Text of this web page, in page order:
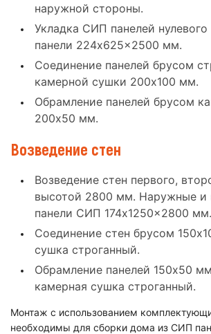
наружной стороны.
Укладка СИП панелей
панели 224x625x2500 мм.
Соединение панелей брусом
камерной сушки 200x100 мм.
Обрамление панелей брусом
200x50 мм.
Возведение стен
Возведение стен первого,
высотой 2800 мм. Наружные и
панели СИП 174x1250x2800 мм.
Соединение стен брусом
сушка строганный.
Обрамление панелей 150x50
камерная сушка строганный.
Монтаж с использованием
необходимы для сборки дома из СИП